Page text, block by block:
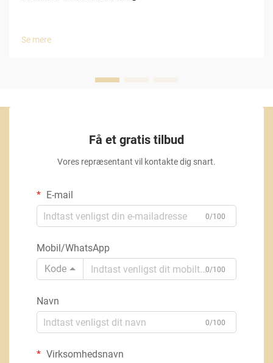
Se mere
Få et gratis tilbud
Vores repræsentant vil kontakte dig snart.
E-mail
0/100
Mobil/WhatsApp
Kode
0/100
Navn
0/100
Virksomhedsnavn